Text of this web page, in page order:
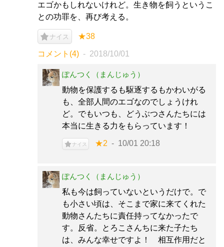
エゴかもしれないけれど。生き物を飼うというこ
との功罪を、再び考える。
ナイス ★38
コメント(4) 2018/10/01
ぽんつく（まんじゅう）
動物を保護するも駆逐するもかわいがる
も、全部人間のエゴなのでしょうけれ
ど。でもいつも、どうぶつさんたちには
本当に生きる力をもらっています！
ナイス ★2 10/01 20:18
ぽんつく（まんじゅう）
私も今は飼っていないというだけで。で
も小さい頃は、そこまで家に来てくれた
動物さんたちに責任持ってなかったで
す。反省。とろこさんちに来た子たち
は、みんな幸せですよ！ 相互作用だと